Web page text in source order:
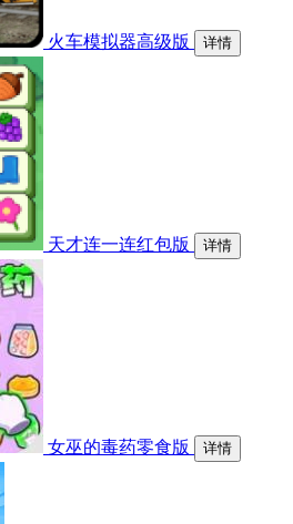
火车模拟器高级版 详情
天才连一连红包版 详情
女巫的毒药零食版 详情